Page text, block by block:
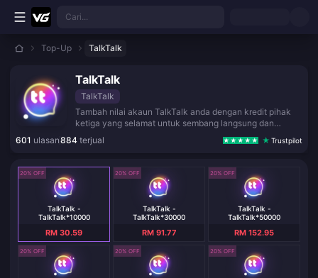
Langkau ke kandungan utama
Cari...
Top-Up TalkTalk
TalkTalk
TalkTalk
Tambah nilai akaun TalkTalk anda dengan kredit pihak
ketiga yang selamat untuk sembang langsung dan
hiburan sosial.
601 ulasan884 terjual Trustpilot
20% OFF
TalkTalk -
TalkTalk*10000
RM 30.59
20% OFF
TalkTalk -
TalkTalk*30000
RM 91.77
20% OFF
TalkTalk -
TalkTalk*50000
RM 152.95
20% OFF 20% OFF 20% OFF